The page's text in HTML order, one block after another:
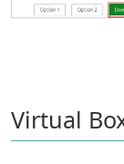
Virtual